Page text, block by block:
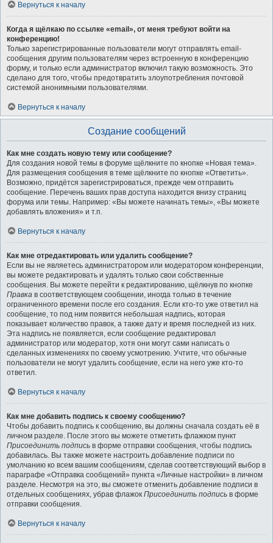
Вернуться к началу
Когда я щёлкаю по ссылке «email», от меня требуют войти на
конференцию!
Только зарегистрированные пользователи могут отправлять email-
сообщения другим пользователям через встроенную в конференцию
форму, и только если администратор включил такую возможность. Это
сделано для того, чтобы предотвратить злоупотребления почтовой
системой анонимными пользователями.
Вернуться к началу
Создание сообщений
Как мне создать новую тему или сообщение?
Для создания новой темы в форуме щёлкните по кнопке «Новая тема».
Для размещения сообщения в теме щёлкните по кнопке «Ответить».
Возможно, придётся зарегистрироваться, прежде чем отправить
сообщение. Перечень ваших прав доступа находится внизу страниц
форума или темы. Например: «Вы можете начинать темы», «Вы можете
добавлять вложения» и т.п.
Вернуться к началу
Как мне отредактировать или удалить сообщение?
Если вы не являетесь администратором или модератором конференции,
вы можете редактировать и удалять только свои собственные
сообщения. Вы можете перейти к редактированию, щёлкнув по кнопке
Правка в соответствующем сообщении, иногда только в течение
ограниченного времени после его создания. Если кто-то уже ответил на
сообщение, то под ним появится небольшая надпись, которая
показывает количество правок, а также дату и время последней из них.
Эта надпись не появляется, если сообщение редактировал
администратор или модератор, хотя они могут сами написать о
сделанных изменениях по своему усмотрению. Учтите, что обычные
пользователи не могут удалить сообщение, если на него уже кто-то
ответил.
Вернуться к началу
Как мне добавить подпись к своему сообщению?
Чтобы добавить подпись к сообщению, вы должны сначала создать её в
личном разделе. После этого вы можете отметить флажком пункт
Присоединить подпись в форме отправки сообщения, чтобы подпись
добавилась. Вы также можете настроить добавление подписи по
умолчанию ко всем вашим сообщениям, сделав соответствующий выбор в
параграфе «Отправка сообщений» пункта «Личные настройки» в личном
разделе. Несмотря на это, вы сможете отменить добавление подписи в
отдельных сообщениях, убрав флажок Присоединить подпись в форме
отправки сообщения.
Вернуться к началу